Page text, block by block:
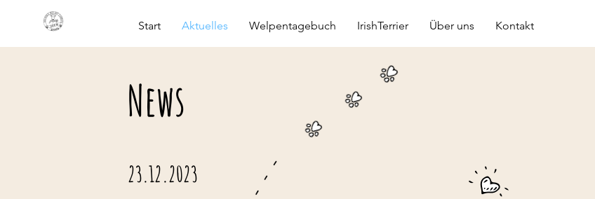
Start Aktuelles Welpentagebuch IrishTerrier Über uns Kontakt
News
23.12.2023